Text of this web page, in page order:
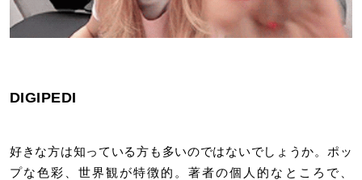
DIGIPEDI
好きな方は知っている方も多いのではないでしょうか。ポッ
プな色彩、世界観が特徴的。著者の個人的なところで、